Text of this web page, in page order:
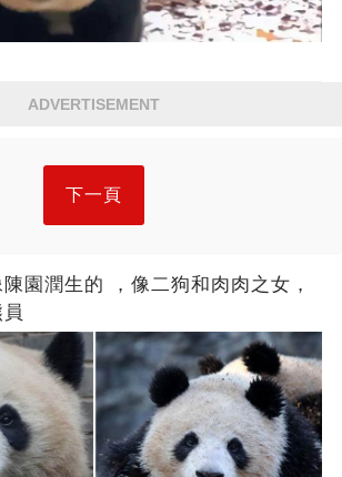
ADVERTISEMENT
下一頁
園潤生的 ​​，像二狗和肉肉之女，